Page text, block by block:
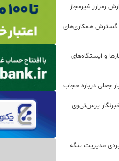
گسترش همکاری‌های
و ایستگاه‌های
جعلی درباره حجاب
پرس‌تی‌وی
مدیریت تنگه